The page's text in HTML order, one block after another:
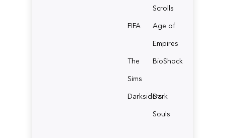
Scrolls
FIFA
Age of
Empires
The
Sims
BioShock
Darksiders
Dark
Souls